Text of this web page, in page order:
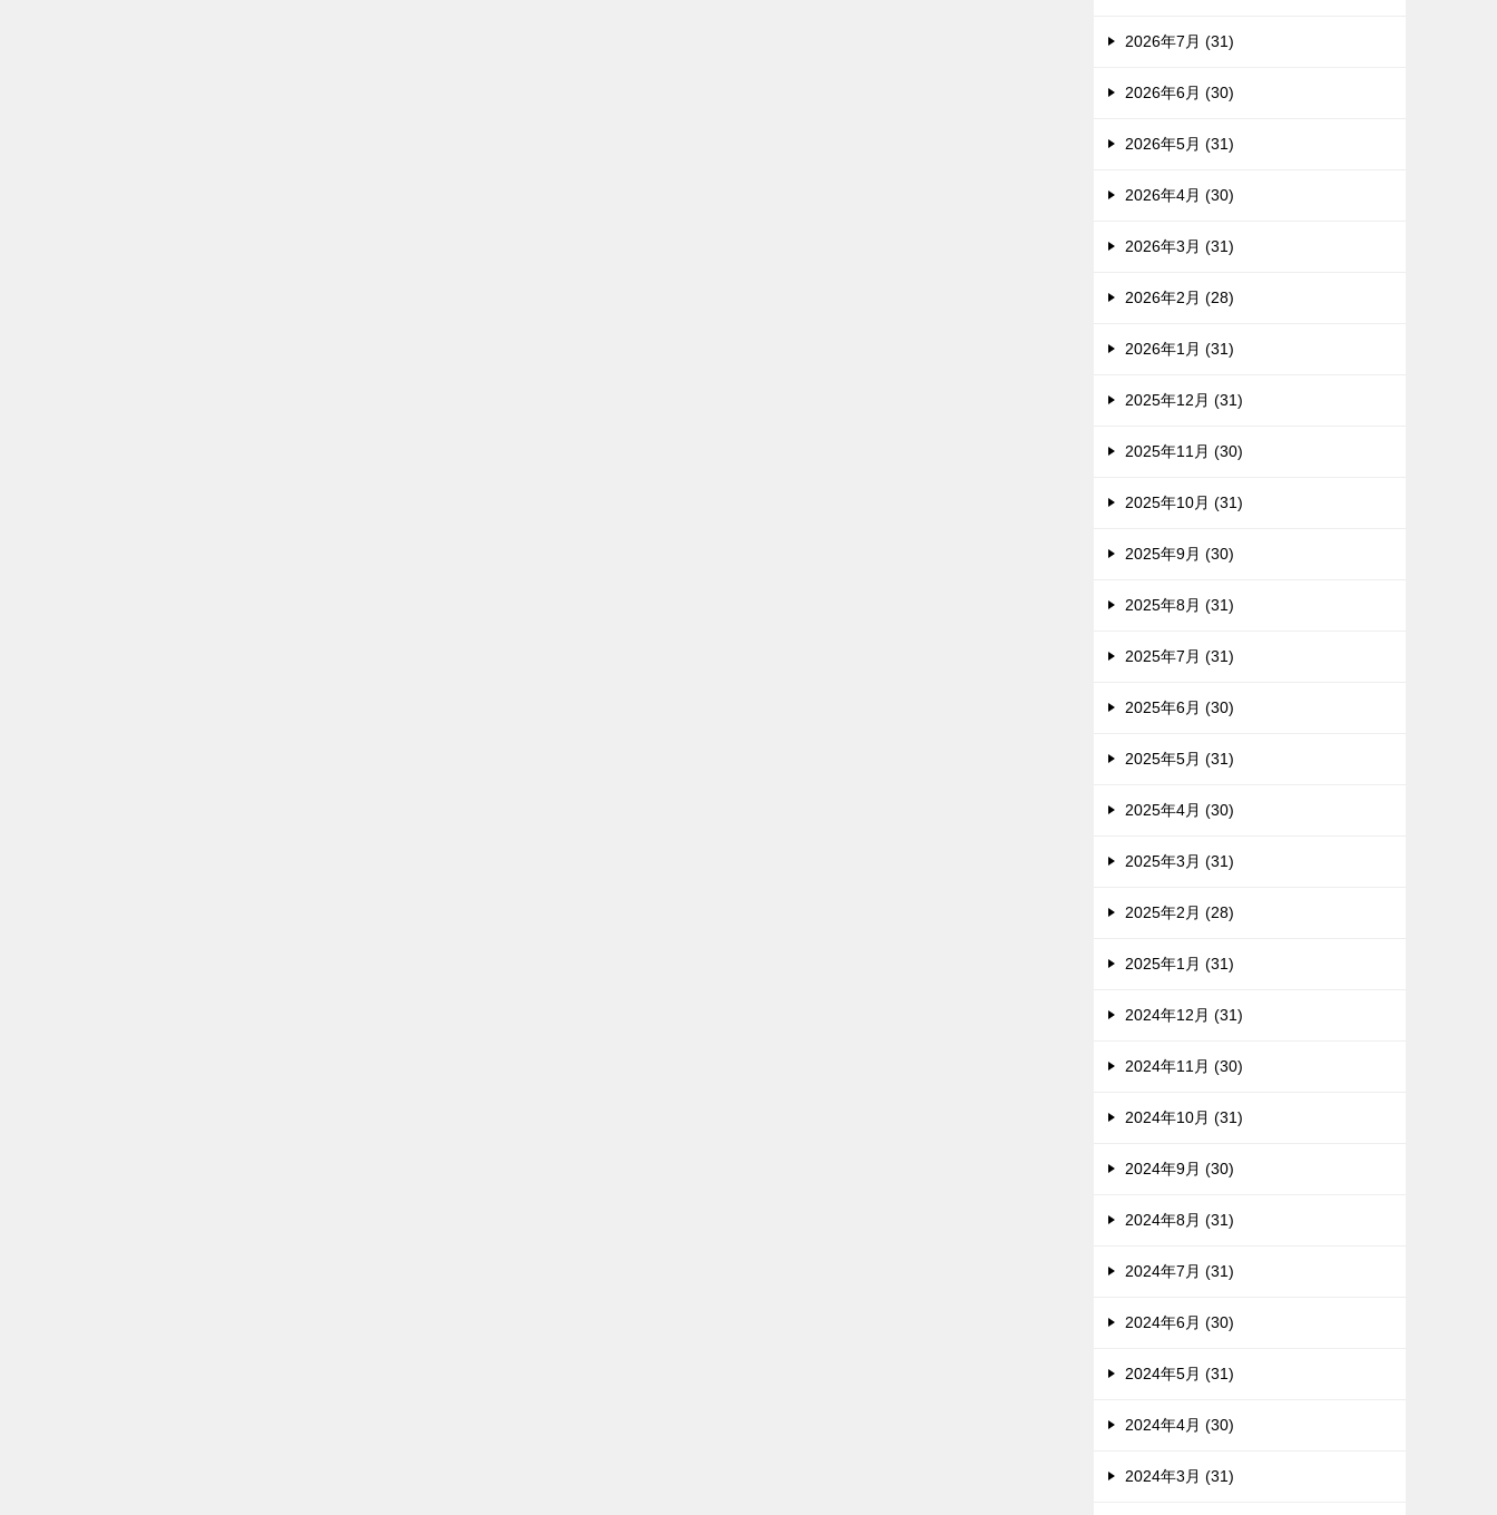
2026年7月 (31)
2026年6月 (30)
2026年5月 (31)
2026年4月 (30)
2026年3月 (31)
2026年2月 (28)
2026年1月 (31)
2025年12月 (31)
2025年11月 (30)
2025年10月 (31)
2025年9月 (30)
2025年8月 (31)
2025年7月 (31)
2025年6月 (30)
2025年5月 (31)
2025年4月 (30)
2025年3月 (31)
2025年2月 (28)
2025年1月 (31)
2024年12月 (31)
2024年11月 (30)
2024年10月 (31)
2024年9月 (30)
2024年8月 (31)
2024年7月 (31)
2024年6月 (30)
2024年5月 (31)
2024年4月 (30)
2024年3月 (31)